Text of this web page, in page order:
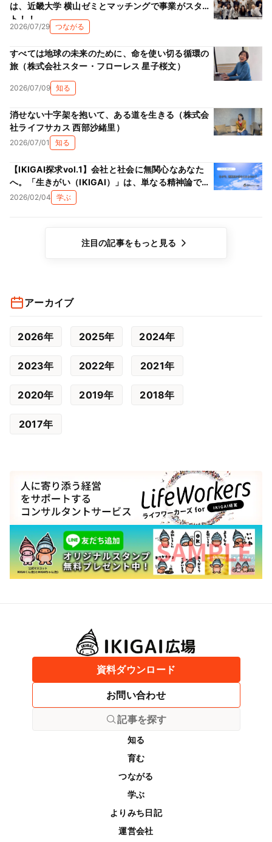
は、近畿大学 横山ゼミとマッチングで事業がスター
ト！！
2026/07/29 つながる
すべては地球の未来のために、命を使い切る循環の
旅（株式会社スター・フローレス 星子桜文）
2026/07/09 知る
消せない十字架を抱いて、ある道を生きる（株式会
社ライフサカス 西部沙緒里）
2026/07/01 知る
【IKIGAI探求vol.1】会社と社会に無関心なあなた
へ。「生きがい（IKIGAI）」は、単なる精神論では
ない理由
2026/02/04 学ぶ
注目の記事をもっと見る
アーカイブ
2026年 2025年 2024年
2023年 2022年 2021年
2020年 2019年 2018年
2017年
資料ダウンロード
お問い合わせ
記事を探す
知る
育む
つながる
学ぶ
よりみち日記
運営会社